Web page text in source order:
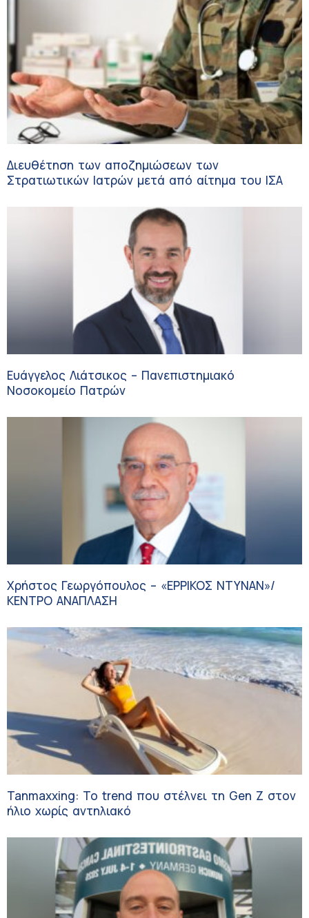
Διευθέτηση των αποζημιώσεων των
Στρατιωτικών Ιατρών μετά από αίτημα του ΙΣΑ
Ευάγγελος Λιάτσικος – Πανεπιστημιακό
Νοσοκομείο Πατρών
Χρήστος Γεωργόπουλος – «ΕΡΡΙΚΟΣ ΝΤΥΝΑΝ»/
ΚΕΝΤΡΟ ΑΝΑΠΛΑΣΗ
Tanmaxxing: To trend που στέλνει τη Gen Z στον
ήλιο χωρίς αντηλιακό